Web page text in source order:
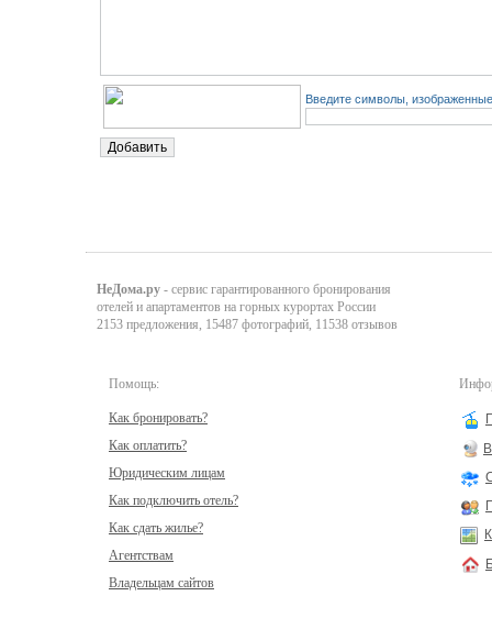
Введите символы,
НеДома.ру - сервис гарантированного бронирования
отелей и апартаментов на горных курортах России
2153 предложения, 15487 фотографий, 11538 отзывов
Помощь:
Как бронировать?
Как оплатить?
Юридическим лицам
Как подключить отель?
Как сдать жилье?
Агентствам
Владельцам сайтов